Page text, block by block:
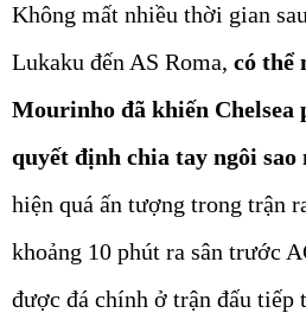
Không mất nhiều thời gian
Lukaku đến AS Roma, có thể
Mourinho đã khiến Chelsea
quyết định chia tay ngôi sao
hiện quá ấn tượng trong trận
khoảng 10 phút ra sân trước
được đá chính ở trận đấu tiếp